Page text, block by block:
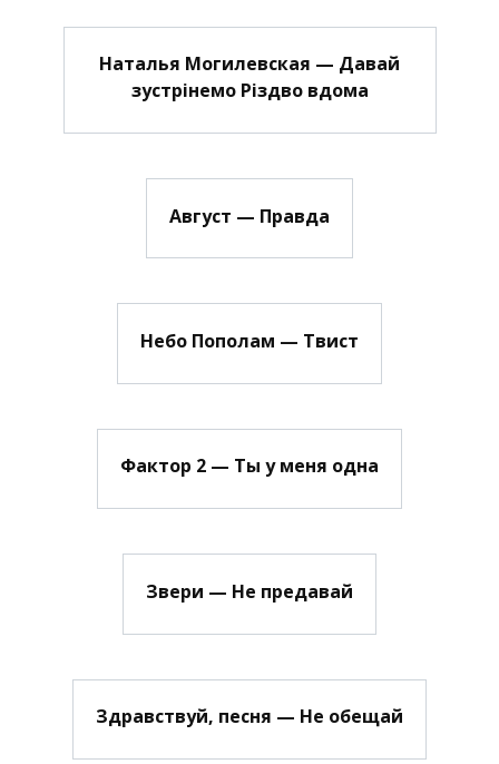
Наталья Могилевская — Давай
зустрінемо Різдво вдома
Август — Правда
Небо Пополам — Твист
Фактор 2 — Ты у меня одна
Звери — Не предавай
Здравствуй, песня — Не обещай